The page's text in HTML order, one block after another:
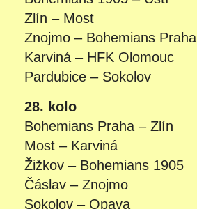
Zlín – Most
Znojmo – Bohemians Praha
Karviná – HFK Olomouc
Pardubice – Sokolov
28. kolo
Bohemians Praha – Zlín
Most – Karviná
Žižkov – Bohemians 1905
Čáslav – Znojmo
Sokolov – Opava